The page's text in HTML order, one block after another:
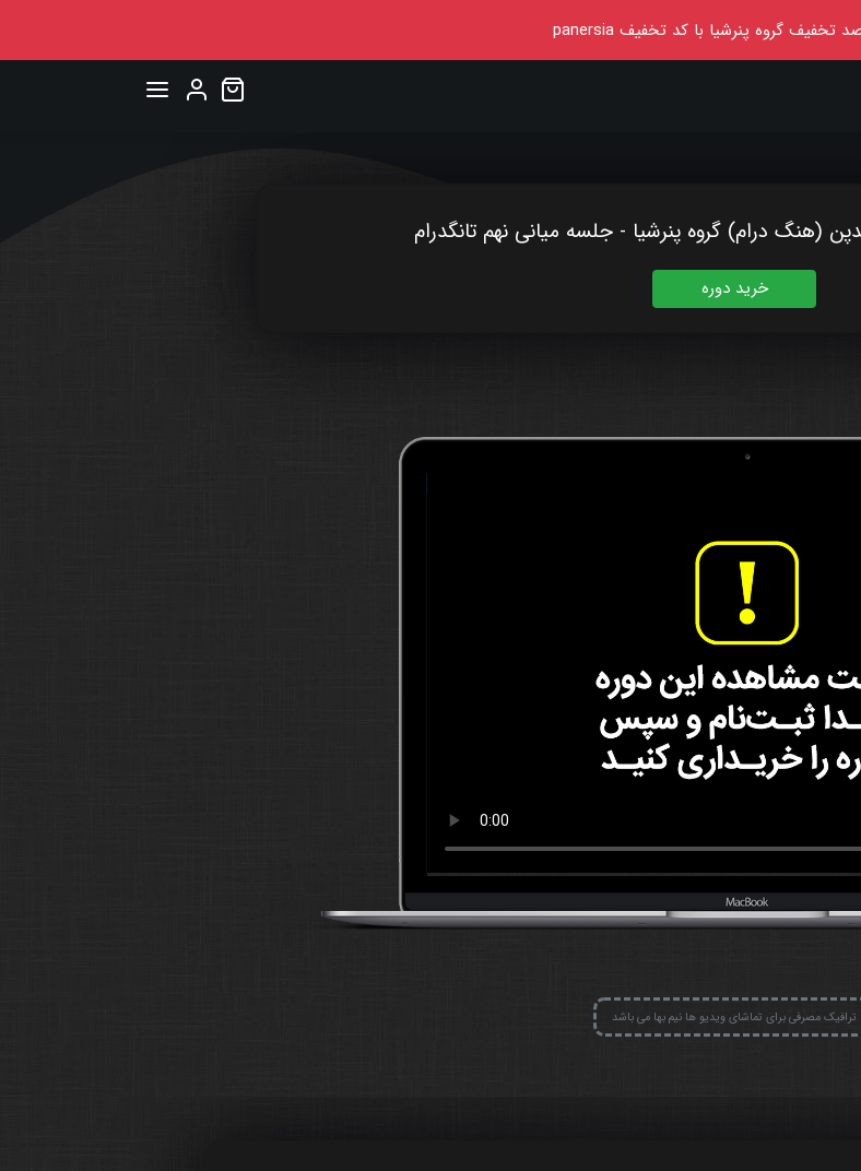
تخفیف گروه پنرشیا با کد تخفیفpanersia
(هنگ درام) گروه پنرشیا - جلسه میانی نهم تانگدرام
خرید دوره
ترافیک مصرفی برای تماشای ویدیو ها نیم بها می باشد